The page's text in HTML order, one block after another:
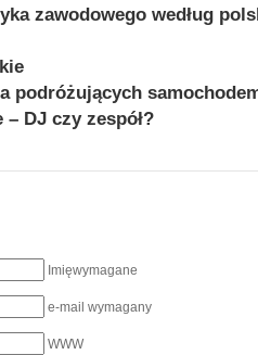
zawodowego według
podróżujących
– DJ czy zespół?
Imięwymagane
e-mail wymagany
WWW